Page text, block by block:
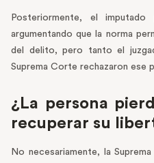
Posteriormente, el
argumentando que la norma
del delito, pero tanto el
Suprema Corte rechazaron ese
¿La persona
recuperar su
No necesariamente, la